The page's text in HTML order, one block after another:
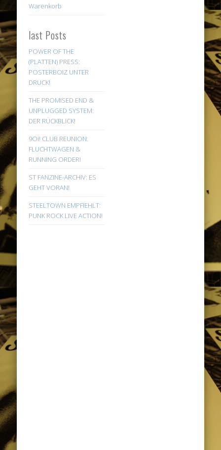
Warenkorb
last Posts
POWER OF THE
(PLATTEN) PRESS:
POSTERBOIZ UNTER
DRUCK!
THE PROMISED END &
UNPLUGGED SYSTEM:
DER RÜCKBLICK!
9Oi! CLUB REUNION:
FLUCHTWAGEN &
RUNNING ORDER!
ST FANZINE-ARCHIV: ES
GEHT VORAN!
STEELTOWN EMPFIEHLT:
PUNK ROCK LIVE ACTION!